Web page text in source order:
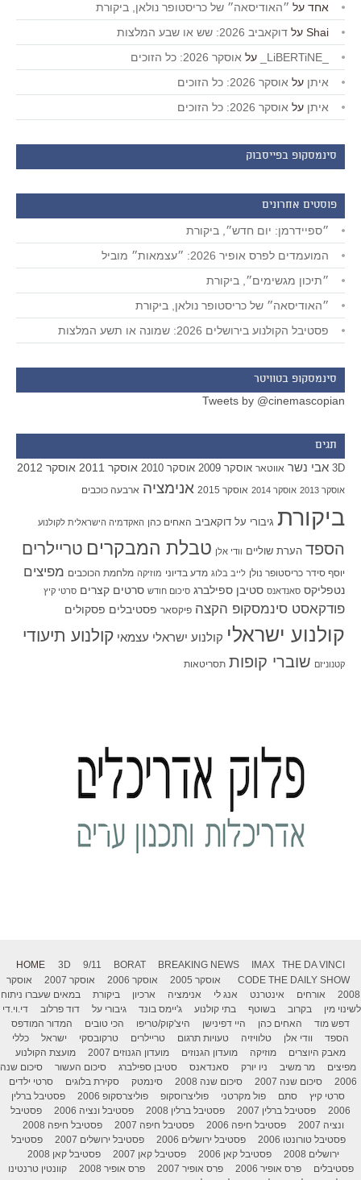
אחד על ״האודיסאה״ של כריסטופר נולאן, ביקורת
Shai על דוקאביב 2026: שש או שבע המלצות
על אוסקר 2026: כל הזוכים
איתן על אוסקר 2026: כל הזוכים
איתן על אוסקר 2026: כל הזוכים
סינמסקופ בפייסבוק
פוסטים אחרונים
״ספיידרמן: יום חדש״, ביקורת
המועמדים לפרס אופיר 2026: ״עצמאות״ מוביל
״תיכון מגשימים״, ביקורת
״האודיסאה״ של כריסטופר נולאן, ביקורת
פסטיבל הקולנוע בירושלים 2026: שמונה או תשע המלצות
סינמסקופ בטוויטר
Tweets by @cinemascopian
תגים
3D אבי נשר אווטאר אוסקר 2009 אוסקר 2010 אוסקר 2011 אוסקר 2012
אוסקר 2013 אוסקר 2014 אוסקר 2015 אנימציה ארבעה כוכבים
ביקורת גיבורי על דוקאביב האחים כהן האקדמיה הישראלית לקולנוע
הספד הערת שוליים וודי אלן טבלת המבקרים טריילרים
יוסף סידר כריסטופר נולן לייב בלוג מדע בדיוני מוזיקה מלחמת הכוכבים מפיצים
נטפליקס סאנדאנס סטיבן ספילברג סיכום חודש סרטים קצרים סרטי קיץ
פודקאסט סינמסקופ הקצה פיקסאר פסטיבלים פסקולים
קולנוע ישראלי קולנוע ישראלי עצמאי קולנוע תיעודי
קטנוניזם שוברי קופות תסריטאות
HOME 3D 9/11 BORAT BREAKING NEWS IMAX
THE DA VINCI
CODE THE DAILY SHOW אוסקר 2005 אוסקר 2006 אוסקר 2007
אוסקר
2008
אורחים אינטרנט אנג לי אנימציה ארכיון ביקורת
במאים שעברו ניתוח
לשינוי מין
בקרוב בשוטף בתי קולנוע ג'יימס בונד גיבורי על דוד פרלוב
די.וי.די
דפש מוד
האחים כהן היי דפינישן היצ'קוק/טריפו הכי טובים
המדור המודפס
הספד
וודי אלן טלוויזיה טעויות תרגום טריילרים טרקובסקי ישראל
כללי
מאבק היוצרים
מוזיקה מועדון הגנוזים מועדון הגנוזים 2007
מועצת הקולנוע
מפיצים
מר משיב ניו יורק סאנדאנס סטיבן ספילברג סיכום העשור
סיכום שנה
2006
סיכום שנה 2007 סיכום שנה 2008 סינמטק סקירת בלוגים
סרטי ילדים
סרטי קיץ
סתם פול מקרטני פוליצרוסקופ פוליצרסקופ 2006
פסטיבל ברלין
2006
פסטיבל ברלין 2007 פסטיבל ברלין 2008 פסטיבל ונציה 2006
פסטיבל
ונציה 2007
פסטיבל חיפה 2006 פסטיבל חיפה 2007
פסטיבל חיפה 2008
פסטיבל טורונטו 2006
פסטיבל ירושלים 2006 פסטיבל ירושלים 2007
פסטיבל
ירושלים 2008
פסטיבל קאן 2006 פסטיבל קאן 2007
פסטיבל קאן 2008
פסטיבלים
פרס אופיר 2006 פרס אופיר 2007 פרס אופיר 2008
קוונטין טרנטינו